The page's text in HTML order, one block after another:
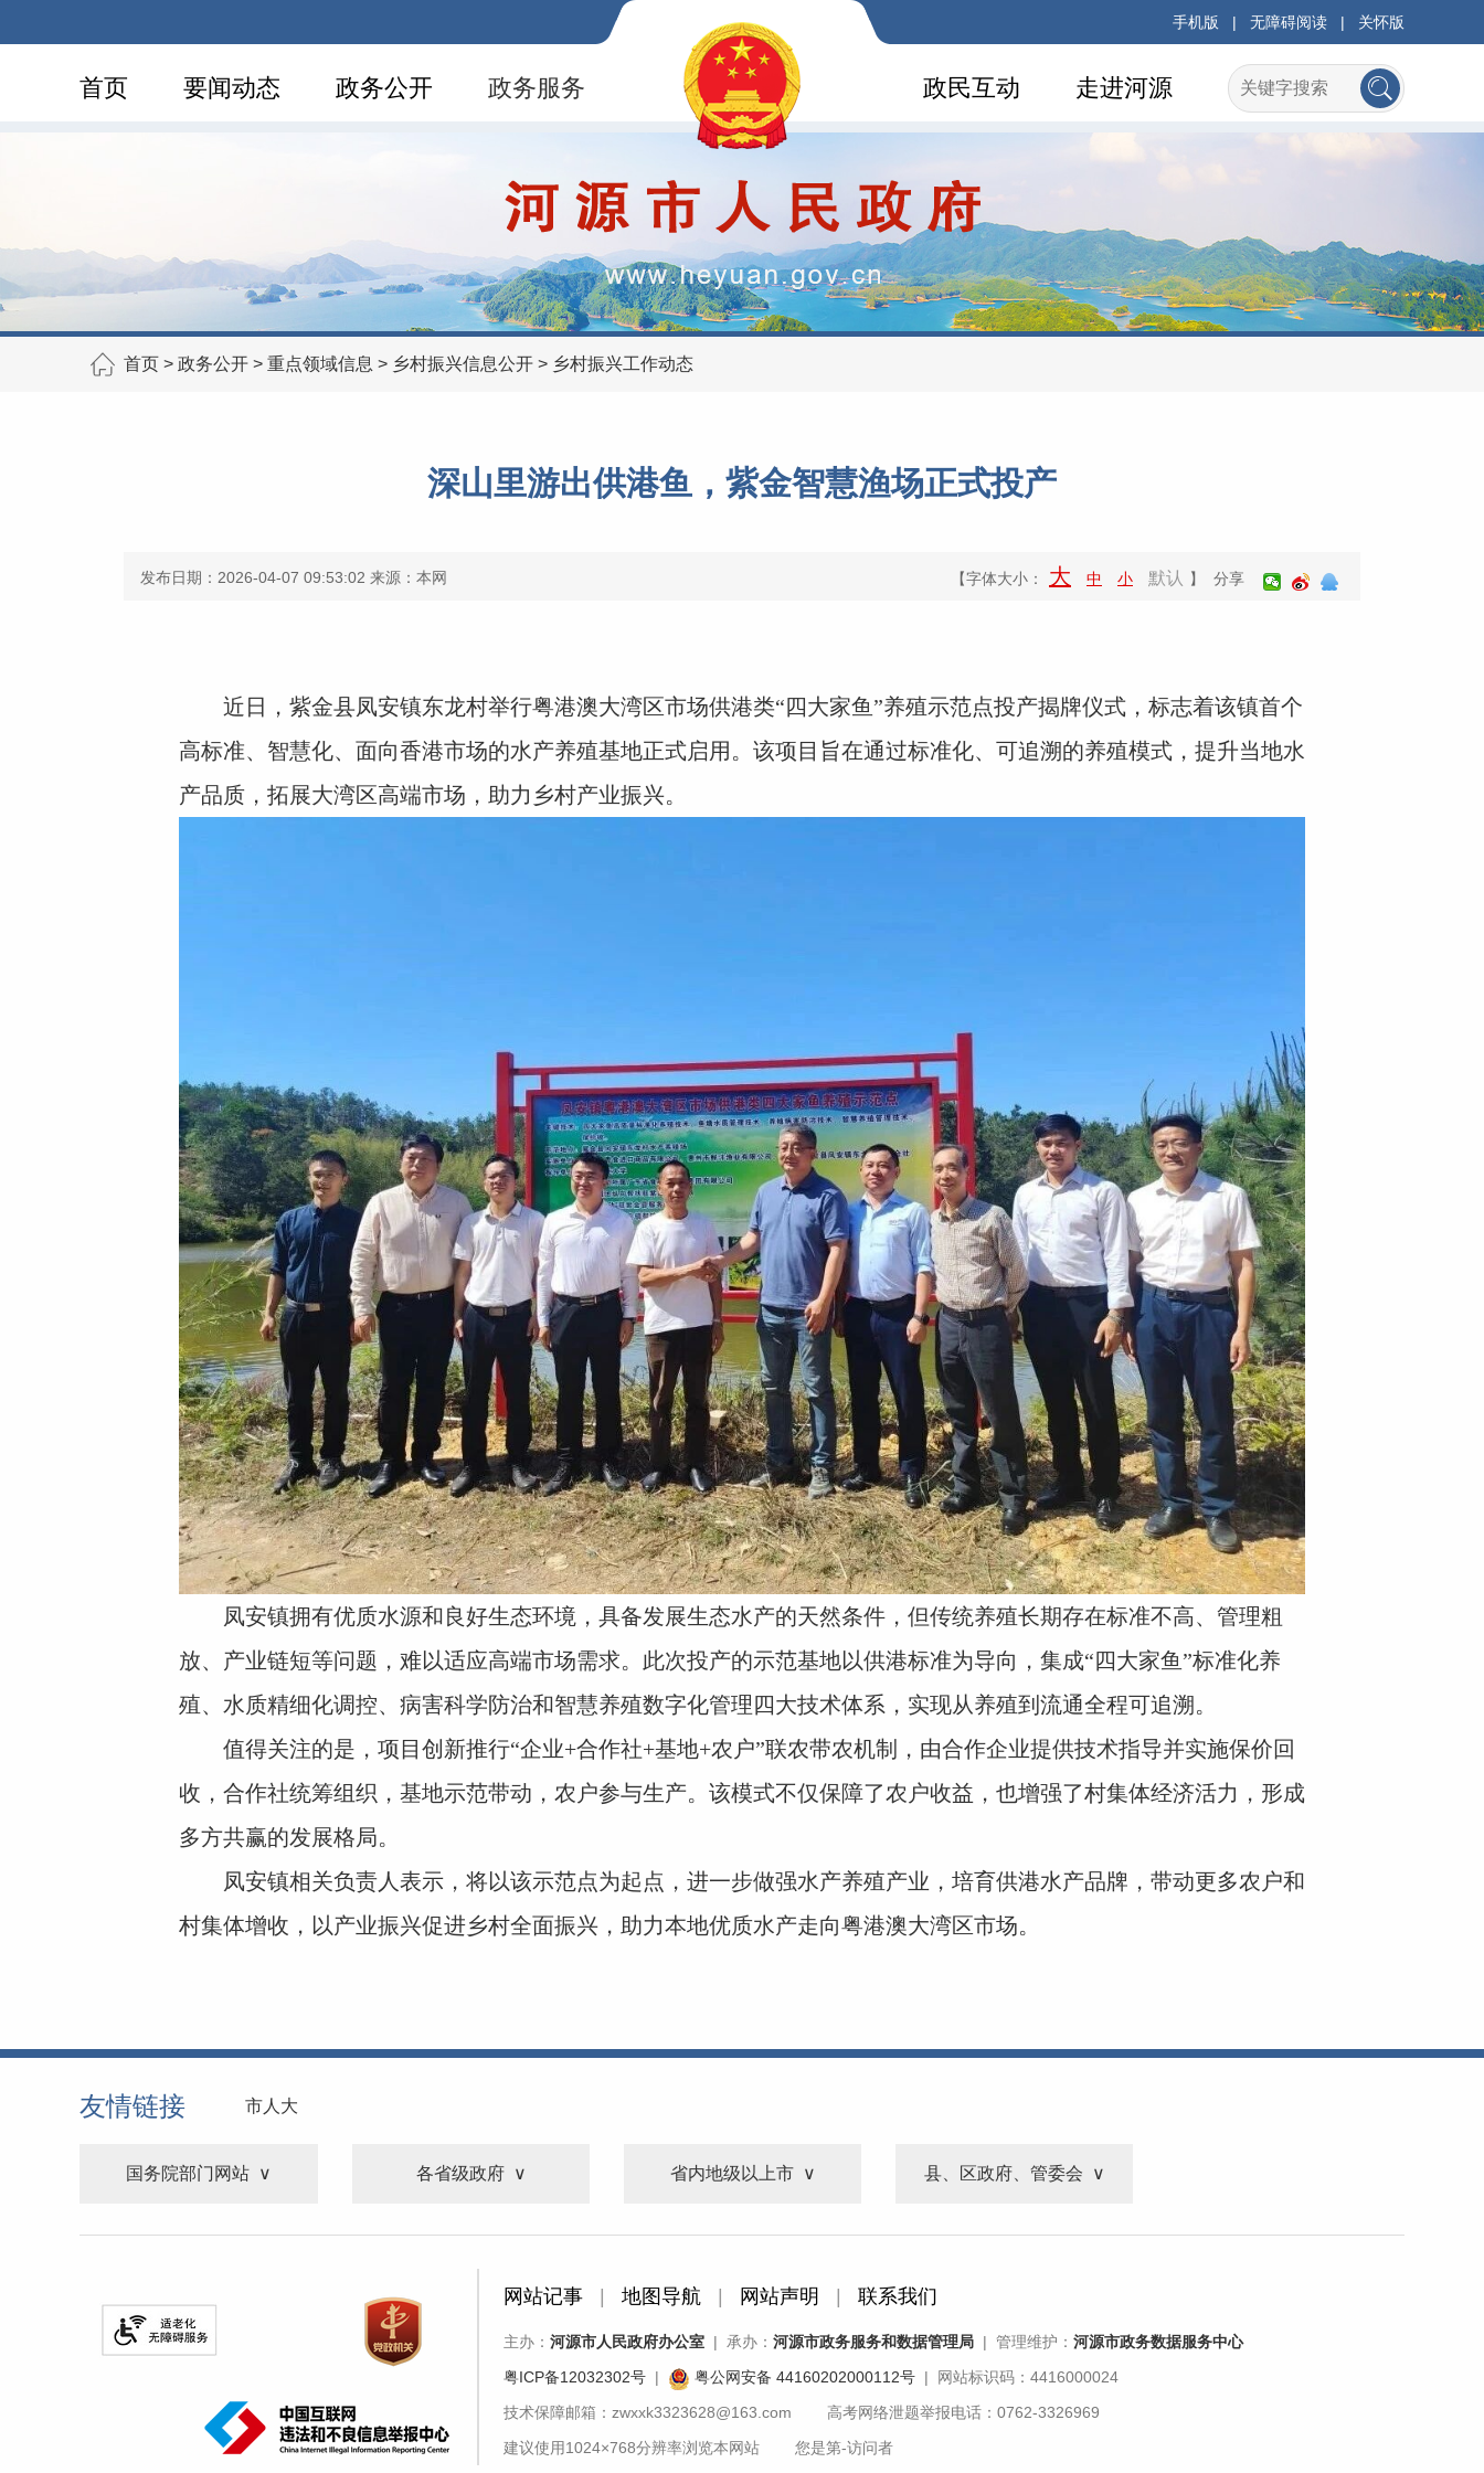
手机版 | 无障碍阅读 | 关怀版
首页 要闻动态 政务公开 政务服务 走进河源
政民互动
首页 > 政务公开 > 重点领域信息 > 乡村振兴信息公开 > 乡村振兴工作动态
深山里游出供港鱼，紫金智慧渔场正式投产
发布日期：2026-04-07 09:53:02 来源：本网 【字体大小： 大 中 小 默认 】 分享
近日，紫金县凤安镇东龙村举行粤港澳大湾区市场供港类“四大家鱼”养殖示范点投产揭牌仪式，标志着该镇首个
高标准、智慧化、面向香港市场的水产养殖基地正式启用。该项目旨在通过标准化、可追溯的养殖模式，提升当地水
产品质，拓展大湾区高端市场，助力乡村产业振兴。
凤安镇拥有优质水源和良好生态环境，具备发展生态水产的天然条件，但传统养殖长期存在标准不高、管理粗
放、产业链短等问题，难以适应高端市场需求。此次投产的示范基地以供港标准为导向，集成“四大家鱼”标准化养
殖、水质精细化调控、病害科学防治和智慧养殖数字化管理四大技术体系，实现从养殖到流通全程可追溯。
值得关注的是，项目创新推行“企业+合作社+基地+农户”联农带农机制，由合作企业提供技术指导并实施保价回
收，合作社统筹组织，基地示范带动，农户参与生产。该模式不仅保障了农户收益，也增强了村集体经济活力，形成
多方共赢的发展格局。
凤安镇相关负责人表示，将以该示范点为起点，进一步做强水产养殖产业，培育供港水产品牌，带动更多农户和
村集体增收，以产业振兴促进乡村全面振兴，助力本地优质水产走向粤港澳大湾区市场。
友情链接 市人大
国务院部门网站 各省级政府 省内地级以上市 县、区政府、管委会
网站记事 地图导航 网站声明 联系我们
主办： 河源市人民政府办公室 | 承办： 河源市政务服务和数据管理局 | 管理维护： 河源市政务数据服务中心
粤ICP备12032302号 | 粤公网安备 44160202000112号 | 网站标识码：4416000024
技术保障邮箱：zwxxk3323628@163.com 高考网络泄题举报电话：0762-3326969
建议使用1024×768分辨率浏览本网站 您是第-访问者